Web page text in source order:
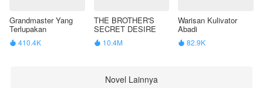
Grandmaster Yang
Terlupakan
 410.4K
THE BROTHER'S
SECRET DESIRE
 10.4M
Warisan Kulivator
Abadi
 82.9K
Novel Lainnya